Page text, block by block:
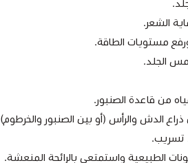
الشعر.
مستويات الطاقة.
الجلد.
من قاعدة الصنبور.
ذراع الدش والرأس (أو بين الصنبور والخرطوم).
تسريب.
الطبيعية واستمتعي بالرائحة المنعشة.